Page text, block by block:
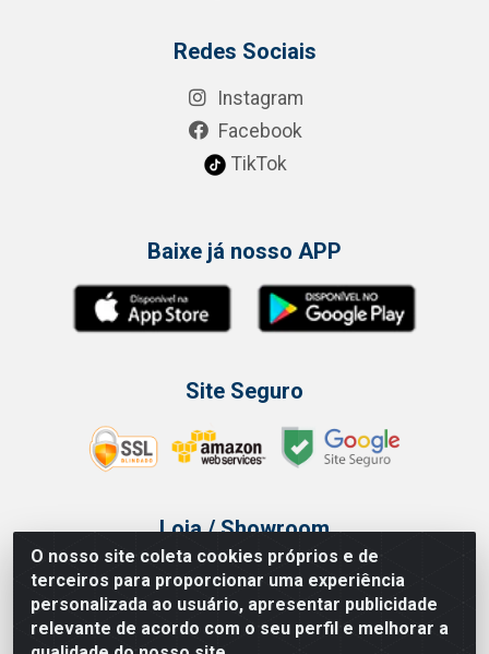
O nosso site coleta cookies próprios e de
terceiros para proporcionar uma experiência
personalizada ao usuário, apresentar publicidade
relevante de acordo com o seu perfil e melhorar a
Redes Sociais
Instagram
Facebook
TikTok
Baixe já nosso APP
Site Seguro
Loja / Showroom
Tel.: (11) 3314 6400
Av Vautier, 468 - Pari - São Paulo/SP